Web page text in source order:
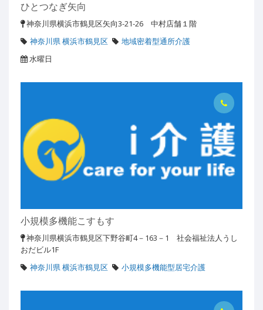
ひとつなぎ矢向
神奈川県横浜市鶴見区矢向3-21-26 中村店舗１階
神奈川県 横浜市鶴見区
地域密着型通所介護
水曜日
小規模多機能こすもす
神奈川県横浜市鶴見区下野谷町4－163－1 社会福祉法人うし
おだビル1F
神奈川県 横浜市鶴見区
小規模多機能型居宅介護